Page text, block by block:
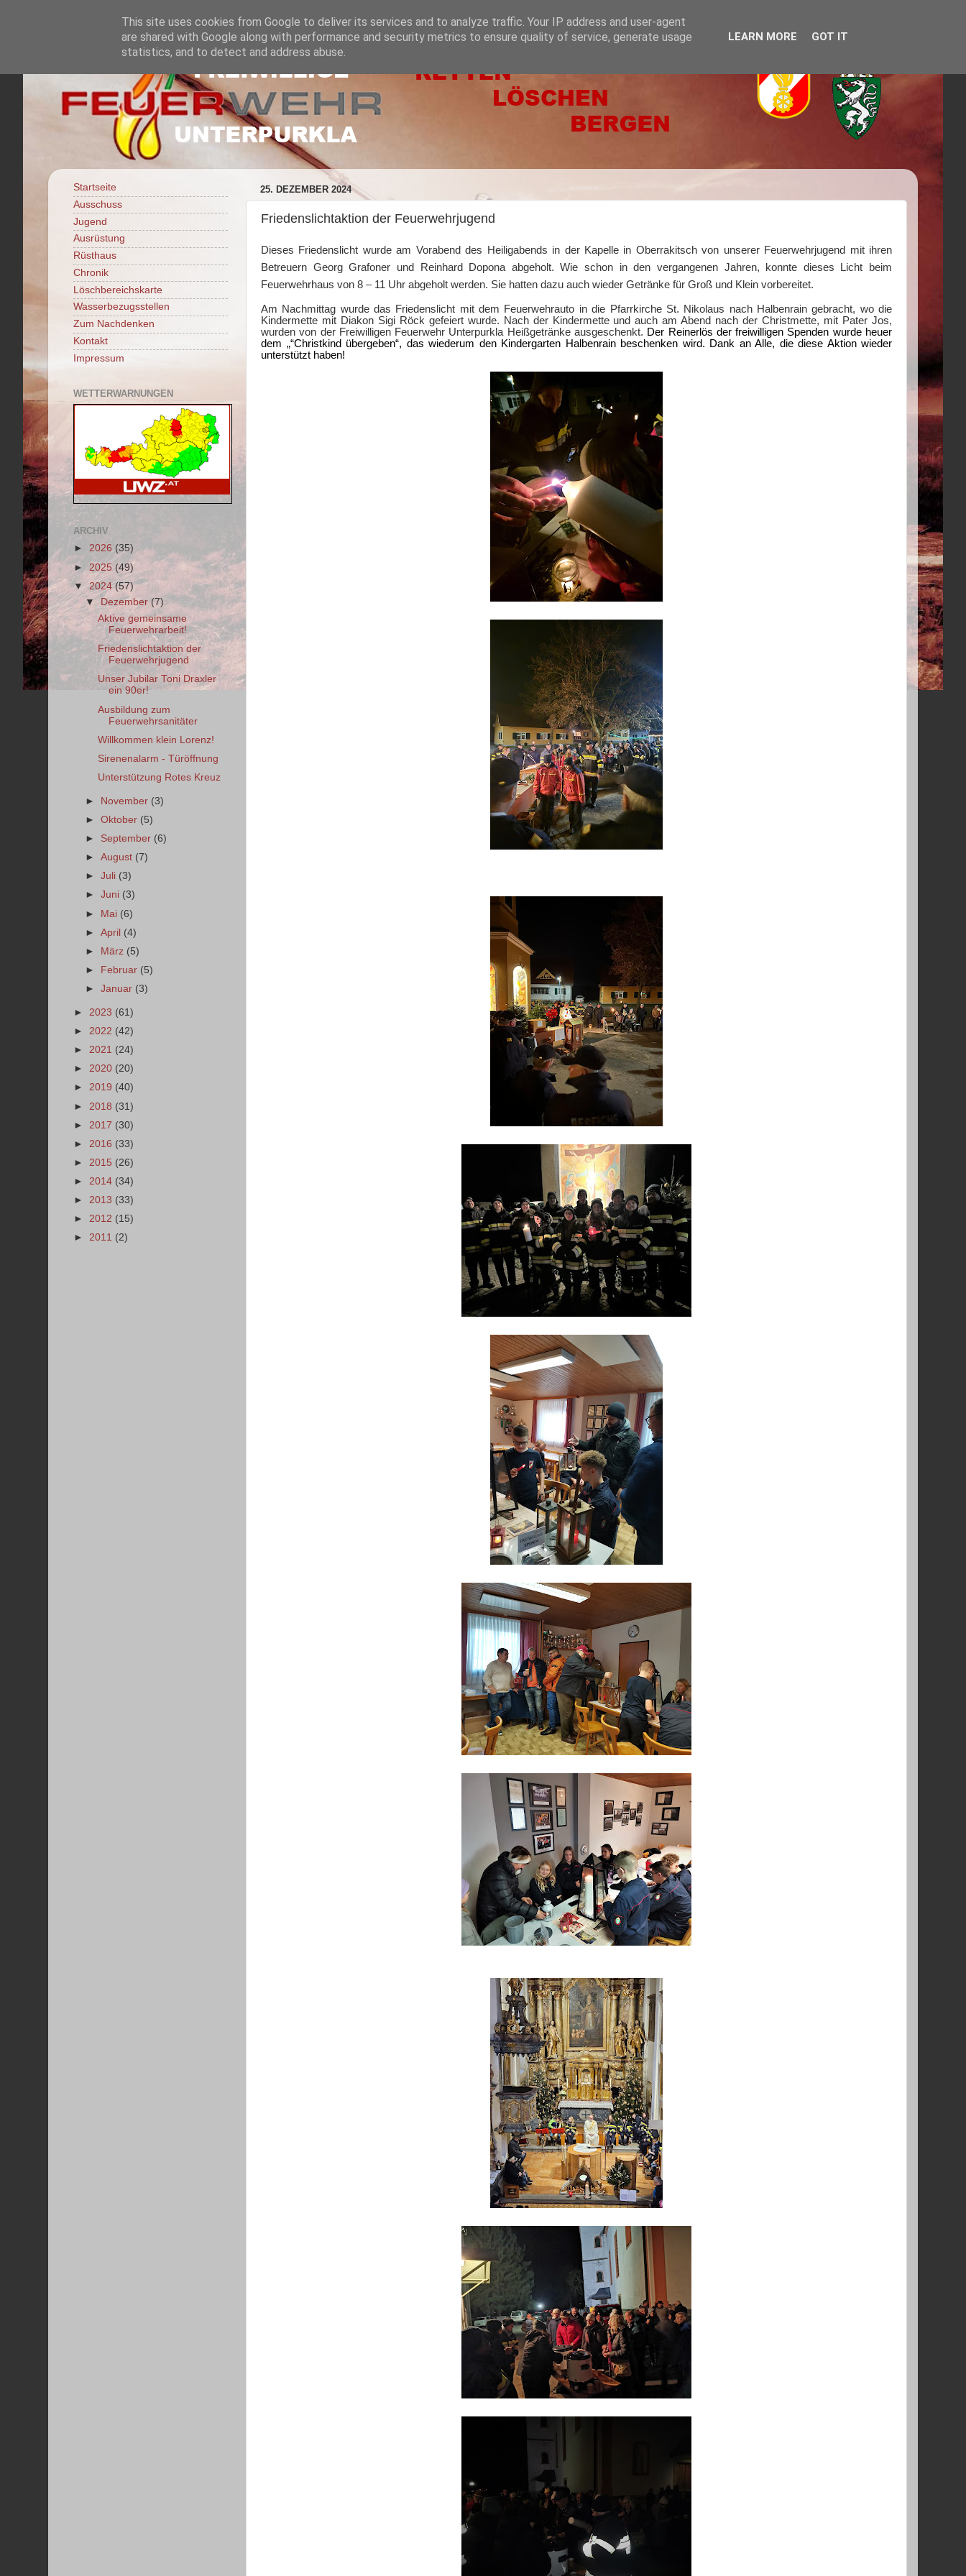
25. DEZEMBER 2024
Friedenslichtaktion der Feuerwehrjugend
Dieses Friedenslicht wurde am Vorabend des Heiligabends in der Kapelle in Oberrakitsch von unserer Feuerwehrjugend mit ihren
Betreuern Georg Grafoner und Reinhard Dopona abgeholt. Wie schon in den vergangenen Jahren, konnte dieses Licht beim
Feuerwehrhaus von 8 – 11 Uhr abgeholt werden. Sie hatten dazu auch wieder Getränke für Groß und Klein vorbereitet.
Am Nachmittag wurde das Friedenslicht mit dem Feuerwehrauto in die Pfarrkirche St. Nikolaus nach Halbenrain gebracht, wo die
Kindermette mit Diakon Sigi Röck gefeiert wurde. Nach der Kindermette und auch am Abend nach der Christmette, mit Pater Jos,
wurden von der Freiwilligen Feuerwehr Unterpurkla Heißgetränke ausgeschenkt. Der Reinerlös der freiwilligen Spenden wurde heuer
dem „“Christkind übergeben“, das wiederum den Kindergarten Halbenrain beschenken wird. Dank an Alle, die diese Aktion wieder
unterstützt haben!
Startseite
Ausschuss
Jugend
Ausrüstung
Rüsthaus
Chronik
Löschbereichskarte
Wasserbezugsstellen
Zum Nachdenken
Kontakt
Impressum
WETTERWARNUNGEN
ARCHIV
► 2026 (35)
► 2025(49)
▼2024(57)
▼ Dezember(7)
Aktive gemeinsame
Feuerwehrarbeit!
Friedenslichtaktion der
Feuerwehrjugend
Unser Jubilar Toni Draxler
ein 90er!
Ausbildung zum
Feuerwehrsanitäter
Willkommen klein Lorenz!
Sirenenalarm - Türöffnung
Unterstützung Rotes Kreuz
► November (3)
►Oktober (5)
► September (6)
►August (7)
►Juli (3)
►Juni (3)
► Mai (6)
►April (4)
►
März (5)
►
Februar (5)
►Januar (3)
► 2023 (61)
► 2022 (42)
► 2021 (24)
► 2020 (20)
► 2019 (40)
► 2018 (31)
► 2017 (30)
► 2016 (33)
► 2015 (26)
► 2014 (34)
► 2013 (33)
► 2012 (15)
► 2011 (2)
This site uses cookies from Google to deliver its services and to analyze traffic. Your IP address and user-agent
are shared with Google along with performance and security metrics to ensure quality of service, generate usage
statistics, and to detect and address abuse.
LEARN MORE GOT IT